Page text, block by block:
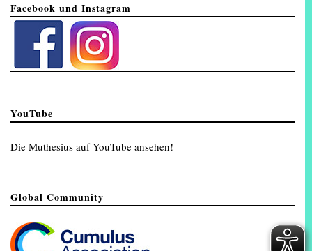
Facebook und Instagram
YouTube
Die Muthesius auf YouTube ansehen!
Global Community